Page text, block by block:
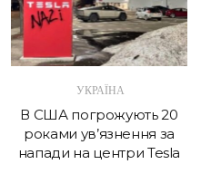
УКРАЇНА
В США погрожують 20
роками ув’язнення за
напади на центри Tesla